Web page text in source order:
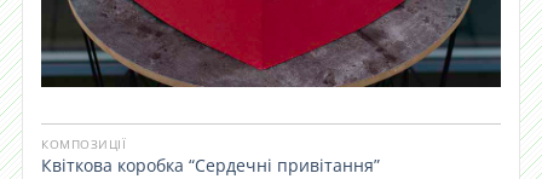
КОМПОЗИЦІЇ
Квіткова коробка “Сердечні привітання”